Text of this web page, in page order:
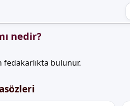
nedir?
bulunur.